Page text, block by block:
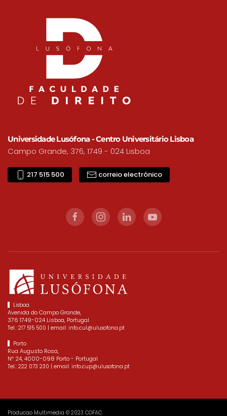
Universidade Lusófona - Centro Universitário Lisboa
Campo Grande, 376, 1749 - 024 Lisboa
217 515 500 correio electrónico
Lisboa
Avenida do Campo Grande,
376 1749-024 Lisboa, Portugal
Tel.: 217 515 500 | email: info.cul@ulusofona.pt
Porto
Rua Augusto Rosa,
Nº 24, 4000-098 Porto - Portugal
Tel.: 222 073 230 | email: info.cup@ulusofona.pt
Producao Multimedia © 2023 COFAC.